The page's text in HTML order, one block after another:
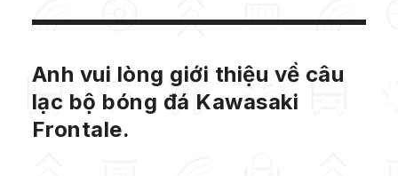
Anh vui lòng giới thiệu về câu
lạc bộ bóng đá Kawasaki
Frontale.